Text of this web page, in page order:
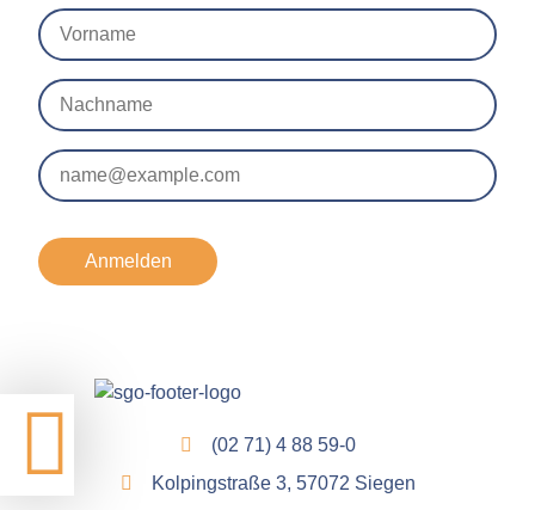
Anmelden
(02 71) 4 88 59-0
Kolpingstraße 3, 57072 Siegen